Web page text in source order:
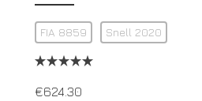
FIA 8859 Snell 2020
€624.30